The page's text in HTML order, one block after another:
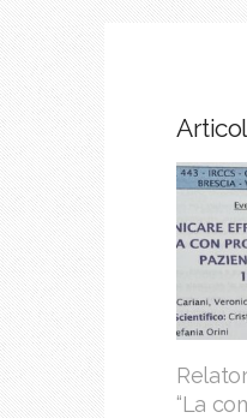
“La